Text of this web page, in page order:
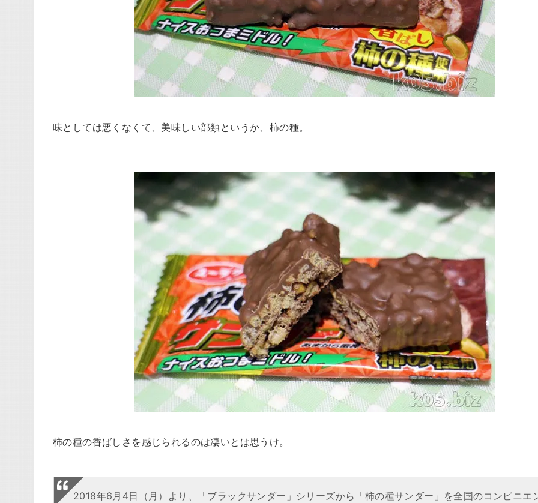
味としては悪くなくて、美味しい部類というか、柿の種。
柿の種の香ばしさを感じられるのは凄いとは思うけ。
2018年6月4日（月）より、「ブラックサンダー」シリーズから「柿の種サンダー」を全国のコンビニエ